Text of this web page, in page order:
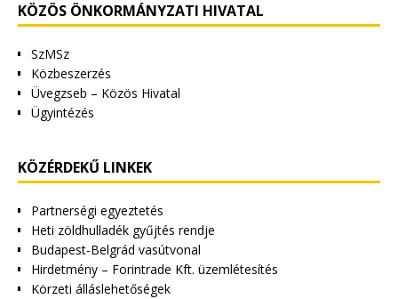
KÖZÖS ÖNKORMÁNYZATI HIVATAL
SzMSz
Közbeszerzés
Üvegzseb – Közös Hivatal
Ügyintézés
KÖZÉRDEKŰ LINKEK
Partnerségi egyeztetés
Heti zöldhulladék gyűjtés rendje
Budapest-Belgrád vasútvonal
Hirdetmény – Forintrade Kft. üzemlétesítés
Körzeti álláslehetőségek